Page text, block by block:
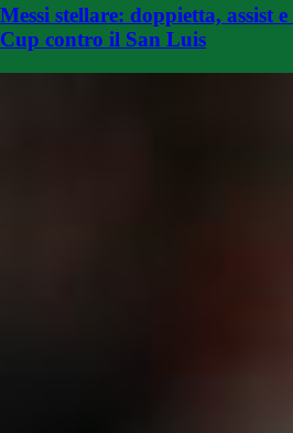
Messi stellare: doppietta, assist
Cup contro il San Luis